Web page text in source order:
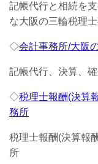
記帳代行と相続を
な大阪の三輪税理士
◇会計事務所/大阪
記帳代行、決算、
◇税理士報酬(決算
務所
税理士報酬(決算報
所